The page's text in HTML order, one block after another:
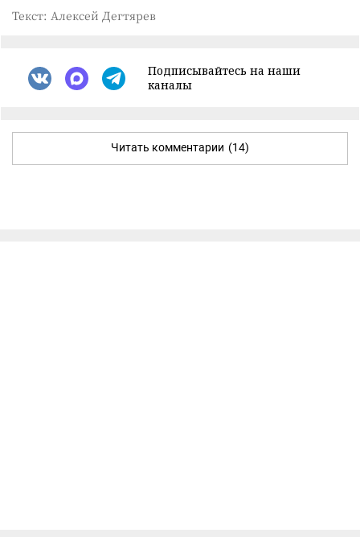
Текст: Алексей Дегтярев
Подписывайтесь на наши
каналы
Читать комментарии (14)